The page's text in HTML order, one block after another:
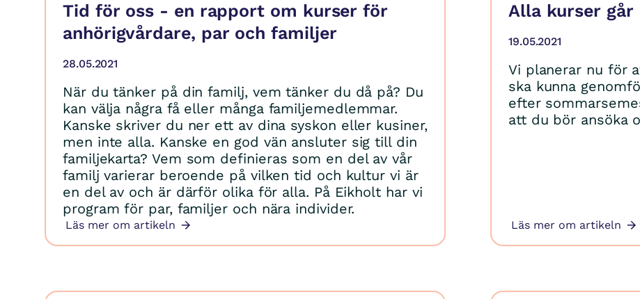
Tid för oss - en rapport om kurser för
anhörigvårdare, par och familjer
28.05.2021
När du tänker på din familj, vem tänker du då på? Du
kan välja några få eller många familjemedlemmar.
Kanske skriver du ner ett av dina syskon eller kusiner,
men inte alla. Kanske en god vän ansluter sig till din
familjekarta? Vem som definieras som en del av vår
familj varierar beroende på vilken tid och kultur vi är
en del av och är därför olika för alla. På Eikholt har vi
program för par, familjer och nära individer.
Läs mer om artikeln
Alla kurser
19.05.2021
Vi planerar nu för
ska kunna
efter
att du bör ansöka
Läs mer om artikeln